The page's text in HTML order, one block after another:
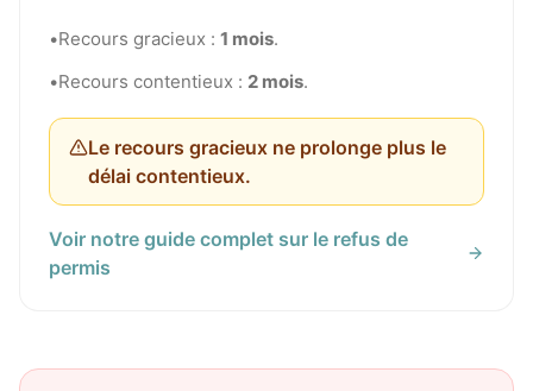
•Recours gracieux : 1 mois.
•Recours contentieux : 2 mois.
Le recours gracieux ne prolonge plus le
délai contentieux.
Voir notre guide complet sur le refus de
permis